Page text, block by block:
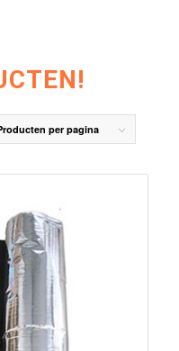
Producten per pagina